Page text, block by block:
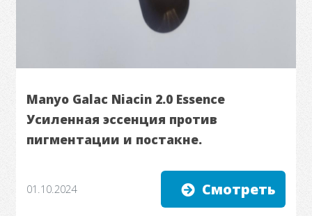
Manyo Galac Niacin 2.0 Essence
Усиленная эссенция против
пигментации и постакне.
01.10.2024 Смотреть